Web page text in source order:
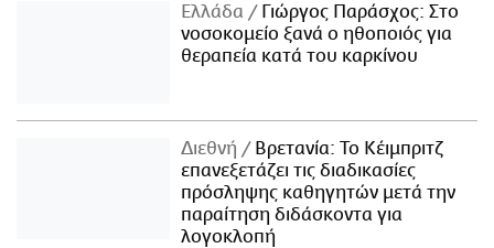
Ελλάδα
Γιώργος Παράσχος: Στο
νοσοκομείο ξανά ο ηθοποιός για
θεραπεία κατά του καρκίνου
Διεθνή
Βρετανία: Το Κέιμπριτζ
επανεξετάζει τις διαδικασίες
πρόσληψης καθηγητών μετά την
παραίτηση διδάσκοντα για
λογοκλοπή